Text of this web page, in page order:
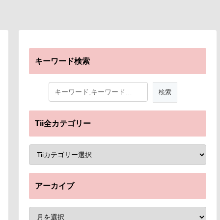
キーワード検索
Tii全カテゴリー
アーカイブ